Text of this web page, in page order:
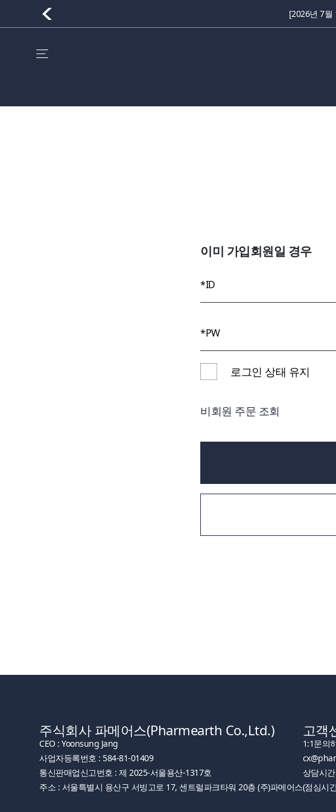
[2026년 7월
이미 가입회원일 경우
로그인 상태 유지
비회원 주문 조회
주식회사 파메어스(Pharmearth Co.,Ltd.)
CEO : Yoonsung Jang
사업자등록번호 : 584-81-01409
통신판매업신고번호 : 제 2025-서울용산-1317호
주소 : 서울특별시 용산구 서빙고로 17, 센트럴파크타워 20층 (주)파메어스
고객
1:1문의
상담시
(점심시